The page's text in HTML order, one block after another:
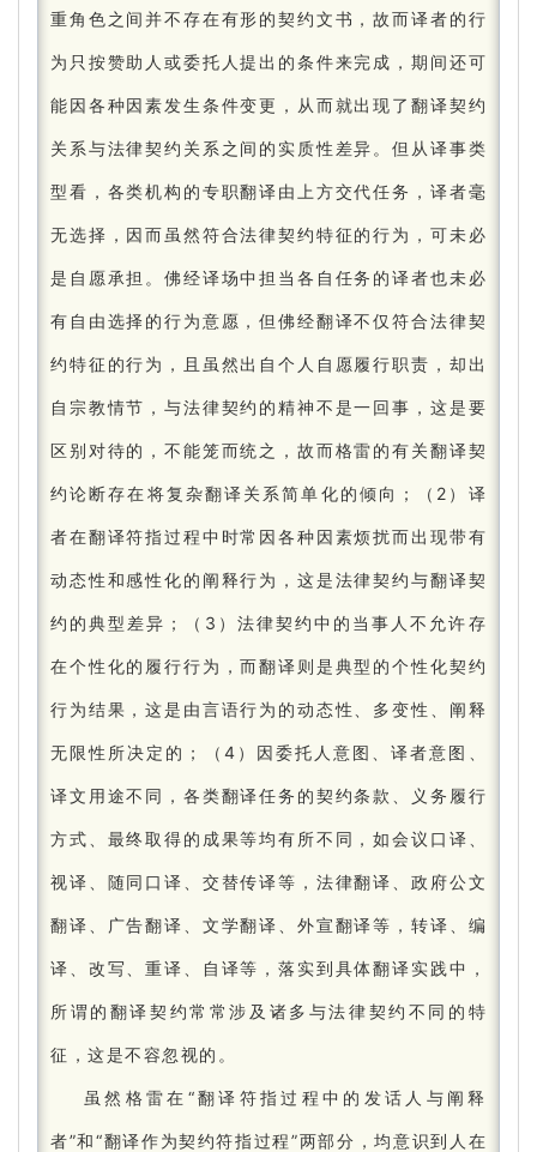
重角色之间并不存在有形的契约文书，故而译者的行
为只按赞助人或委托人提出的条件来完成，期间还可
能因各种因素发生条件变更，从而就出现了翻译契约
关系与法律契约关系之间的实质性差异。但从译事类
型看，各类机构的专职翻译由上方交代任务，译者毫
无选择，因而虽然符合法律契约特征的行为，可未必
是自愿承担。佛经译场中担当各自任务的译者也未必
有自由选择的行为意愿，但佛经翻译不仅符合法律契
约特征的行为，且虽然出自个人自愿履行职责，却出
自宗教情节，与法律契约的精神不是一回事，这是要
区别对待的，不能笼而统之，故而格雷的有关翻译契
约论断存在将复杂翻译关系简单化的倾向； （2）译
者在翻译符指过程中时常因各种因素烦扰而出现带有
动态性和感性化的阐释行为，这是法律契约与翻译契
约的典型差异； （3）法律契约中的当事人不允许存
在个性化的履行行为，而翻译则是典型的个性化契约
行为结果，这是由言语行为的动态性、多变性、阐释
无限性所决定的； （4）因委托人意图、译者意图、
译文用途不同，各类翻译任务的契约条款、义务履行
方式、最终取得的成果等均有所不同，如会议口译、
视译、随同口译、交替传译等，法律翻译、政府公文
翻译、广告翻译、文学翻译、外宣翻译等，转译、编
译、改写、重译、自译等，落实到具体翻译实践中，
所谓的翻译契约常常涉及诸多与法律契约不同的特
征，这是不容忽视的。
虽然格雷在“翻译符指过程中的发话人与阐释
者”和“翻译作为契约符指过程”两部分，均意识到人在